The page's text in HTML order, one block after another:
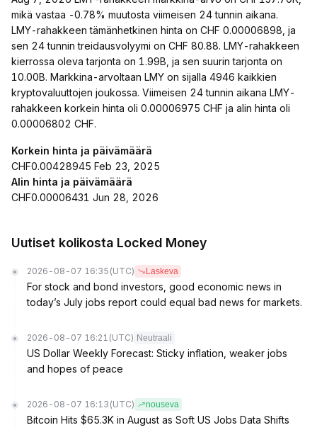
mikä vastaa -0.78% muutosta viimeisen 24 tunnin aikana.
LMY-rahakkeen tämänhetkinen hinta on CHF 0.00006898, ja
sen 24 tunnin treidausvolyymi on CHF 80.88. LMY-rahakkeen
kierrossa oleva tarjonta on 1.99B, ja sen suurin tarjonta on
10.00B. Markkina-arvoltaan LMY on sijalla 4946 kaikkien
kryptovaluuttojen joukossa. Viimeisen 24 tunnin aikana LMY-
rahakkeen korkein hinta oli 0.00006975 CHF ja alin hinta oli
0.00006802 CHF.
Korkein hinta ja päivämäärä
CHF0.00428945 Feb 23, 2025
Alin hinta ja päivämäärä
CHF0.00006431 Jun 28, 2026
Uutiset kolikosta Locked Money
2026-08-07 16:35 (UTC) Laskeva
For stock and bond investors, good economic news in
today’s July jobs report could equal bad news for markets.
2026-08-07 16:21 (UTC) Neutraali
US Dollar Weekly Forecast: Sticky inflation, weaker jobs
and hopes of peace
2026-08-07 16:13 (UTC) nouseva
Bitcoin Hits $65.3K in August as Soft US Jobs Data Shifts